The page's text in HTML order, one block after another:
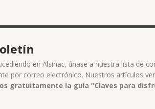
en Alsinac, únase a nuestra lista de
por correo electrónico. Nuestros artículos
gratuitamente la guía "Claves para